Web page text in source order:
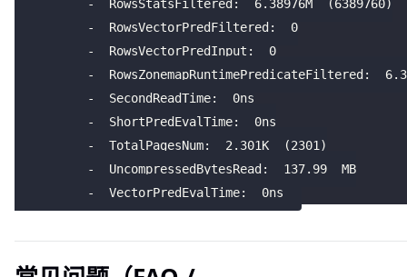
-
  RowsStatsFiltered:
6.38976M (6389760)
-
  RowsVectorPredFiltered:
0
-
  RowsVectorPredInput:
0
-
  RowsZonemapRuntimePredicateFiltered:
-
  SecondReadTime:
0ns
-
  ShortPredEvalTime:
0ns
-
  TotalPagesNum:
2.301K (2301 )
-
  UncompressedBytesRead:
137.99
  MB
-
  VectorPredEvalTime:
0ns